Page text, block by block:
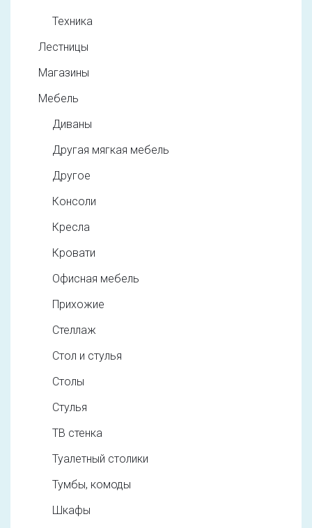
Техника
Лестницы
Магазины
Мебель
Диваны
Другая мягкая мебель
Другое
Консоли
Кресла
Кровати
Офисная мебель
Прихожие
Стеллаж
Стол и стулья
Столы
Стулья
ТВ стенка
Туалетный столики
Тумбы, комоды
Шкафы